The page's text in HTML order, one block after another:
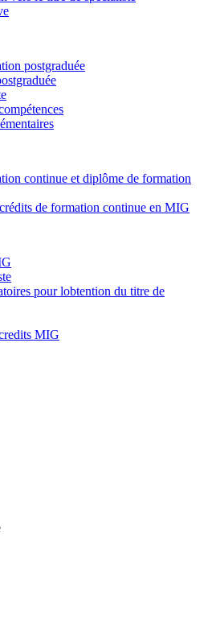
postgraduée
continue et diplôme de formation
de formation continue en MIG
pour lobtention du titre de
MIG